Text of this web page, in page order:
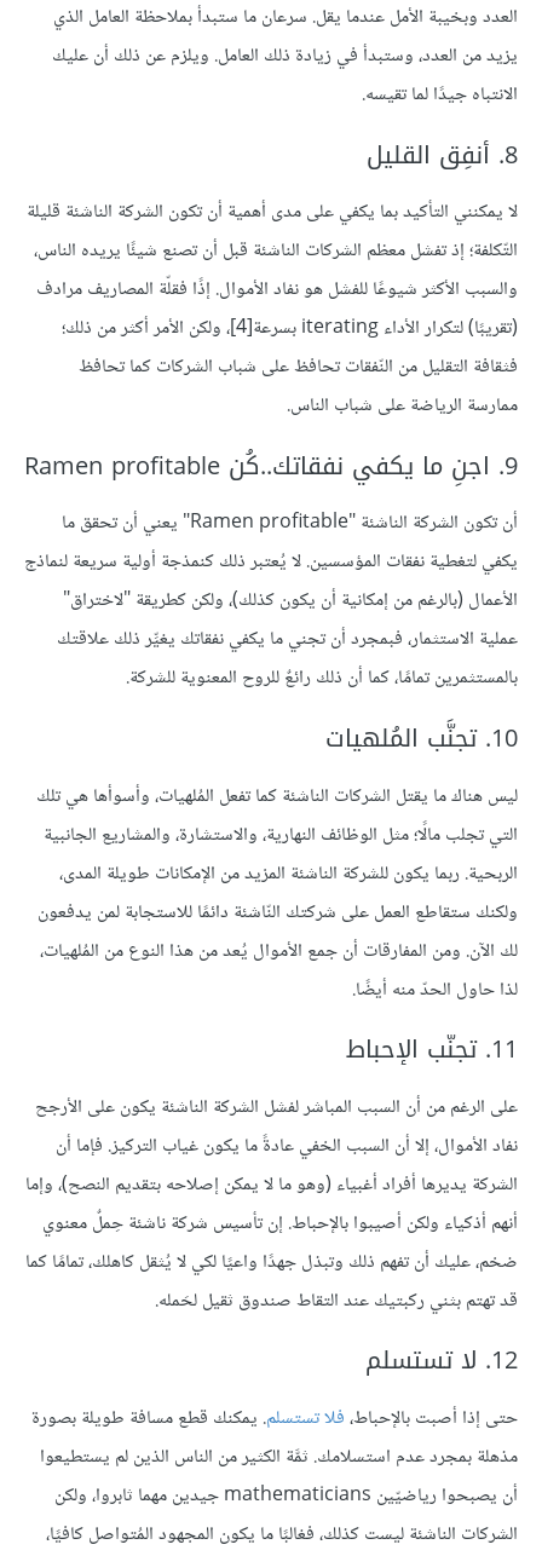
العدد وبخيبة الأمل عندما يقل. سرعان ما ستبدأ بملاحظة العامل الذي
يزيد من العدد، وستبدأ في زيادة ذلك العامل. ويلزم عن ذلك أن عليك
الانتباه جيدًا لما تقيسه.
8. أنفِق القليل
لا يمكنني التأكيد بما يكفي على مدى أهمية أن تكون الشركة الناشئة قليلة
التّكلفة؛ إذ تفشل معظم الشركات الناشئة قبل أن تصنع شيئًا يريده الناس،
والسبب الأكثر شيوعًا للفشل هو نفاد الأموال. إذًا فقلّة المصاريف مرادف
(تقريبًا) لتكرار الأداء iterating بسرعة
[4] ، ولكن الأمر أكثر من ذلك؛
فثقافة التقليل من النّفقات تحافظ على شباب الشركات كما تحافظ
ممارسة الرياضة على شباب الناس.
9. اجنِ ما يكفي نفقاتك..كُن Ramen profitable
أن تكون الشركة الناشئة "Ramen profitable" يعني أن تحقق ما
يكفي لتغطية نفقات المؤسسين. لا يُعتبر ذلك كنمذجة أولية سريعة لنماذج
الأعمال (بالرغم من إمكانية أن يكون كذلك)، ولكن كطريقة "لاختراق"
عملية الاستثمار، فبمجرد أن تجني ما يكفي نفقاتك يغيِّر ذلك علاقتك
بالمستثمرين تمامًا، كما أن ذلك رائعٌ للروح المعنوية للشركة.
10. تجنَّب المُلهيات
ليس هناك ما يقتل الشركات الناشئة كما تفعل المُلهيات، وأسوأها هي تلك
التي تجلب مالًا؛ مثل الوظائف النهارية، والاستشارة، والمشاريع الجانبية
الربحية. ربما يكون للشركة الناشئة المزيد من الإمكانات طويلة المدى،
ولكنك ستقاطع العمل على شركتك النّاشئة دائمًا للاستجابة لمن يدفعون
لك الآن. ومن المفارقات أن جمع الأموال يُعد من هذا النوع من المُلهيات،
لذا حاول الحدّ منه أيضًا.
11. تجنّب الإحباط
على الرغم من أن السبب المباشر لفشل الشركة الناشئة يكون على الأرجح
نفاد الأموال، إلا أن السبب الخفي عادةً ما يكون غياب التركيز. فإما أن
الشركة يديرها أفراد أغبياء (وهو ما لا يمكن إصلاحه بتقديم النصح)، وإما
أنهم أذكياء ولكن أصيبوا بالإحباط. إن تأسيس شركة ناشئة حِملٌ معنوي
ضخم، عليك أن تفهم ذلك وتبذل جهدًا واعيًا لكي لا يُثقل كاهلك، تمامًا كما
قد تهتم بثني ركبتيك عند التقاط صندوق ثقيل لحَمله.
12. لا تستسلم
حتى إذا أصبت بالإحباط،فلا تستسلم. يمكنك قطع مسافة طويلة بصورة
مذهلة بمجرد عدم استسلامك. ثمَّة الكثير من الناس الذين لم يستطيعوا
أن يصبحوا رياضيّين mathematicians جيدين مهما ثابروا، ولكن
الشركات الناشئة ليست كذلك، فغالبًا ما يكون المجهود المُتواصل كافيًا،